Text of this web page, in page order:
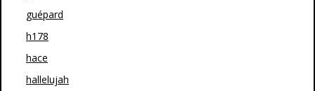
guépard
h178
hace
hallelujah